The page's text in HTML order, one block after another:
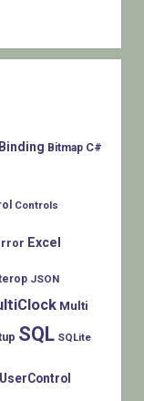
Binding Bitmap C#
Controls
Excel
JSON
Multi
SQL SQLite
UserControl